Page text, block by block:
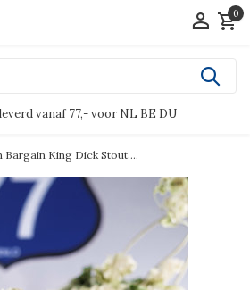
0
vanaf 77,- voor NL BE DU
Bargain King Dick Stout ...